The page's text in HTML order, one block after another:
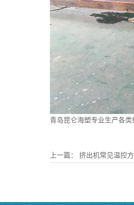
青岛昆仑海塑专业生产各类
上一篇： 挤出机常见温控